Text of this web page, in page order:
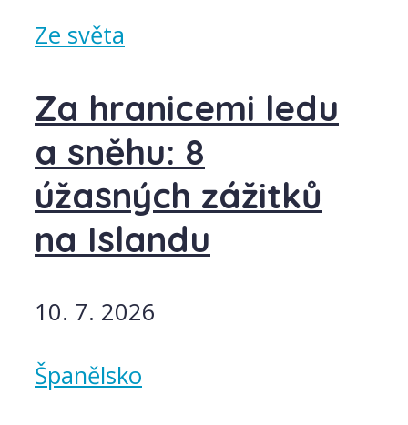
Ze světa
Za hranicemi ledu
a sněhu: 8
úžasných zážitků
na Islandu
10. 7. 2026
Španělsko